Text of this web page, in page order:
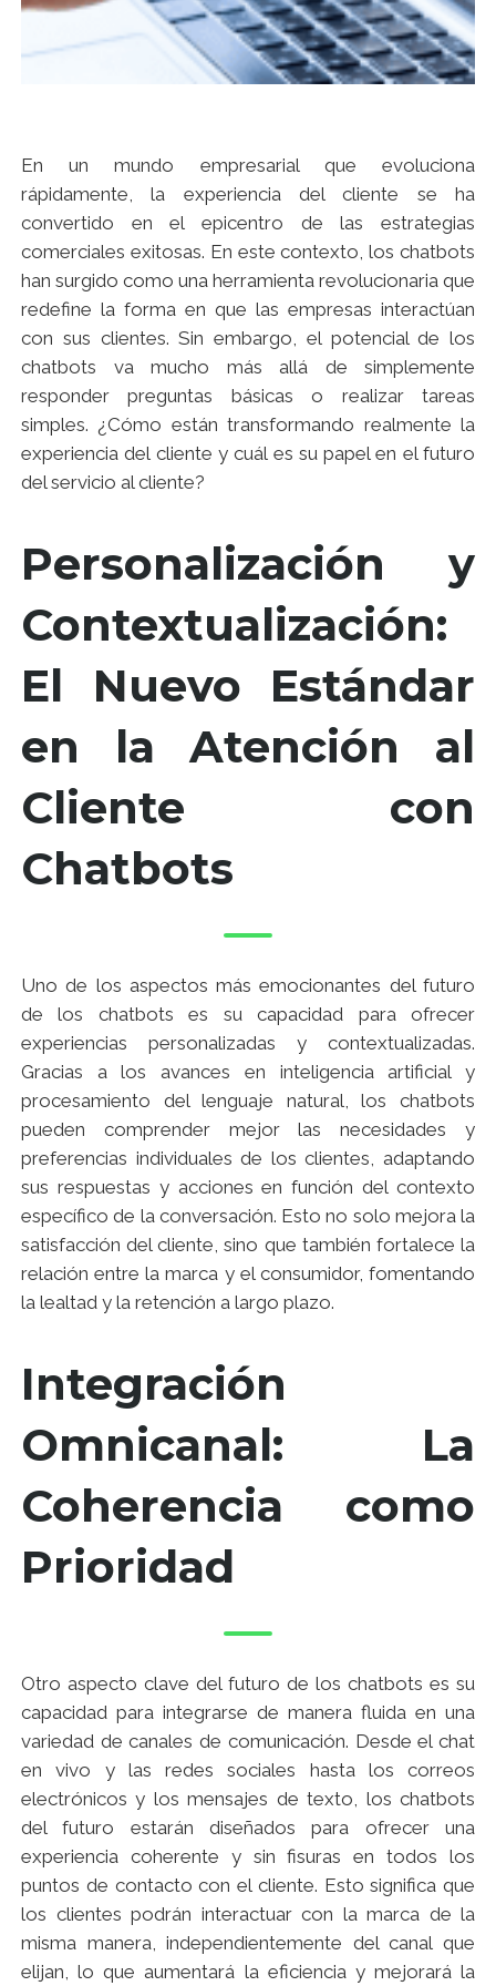
En un mundo empresarial que evoluciona
rápidamente, la experiencia del cliente se ha
convertido en el epicentro de las estrategias
comerciales exitosas. En este contexto, los chatbots
han surgido como una herramienta revolucionaria que
redefine la forma en que las empresas interactúan
con sus clientes. Sin embargo, el potencial de los
chatbots va mucho más allá de simplemente
responder preguntas básicas o realizar tareas
simples. ¿Cómo están transformando realmente la
experiencia del cliente y cuál es su papel en el futuro
del servicio al cliente?
Personalización y
Contextualización:
El Nuevo Estándar
en la Atención al
Cliente con
Chatbots
Uno de los aspectos más emocionantes del futuro
de los chatbots es su capacidad para ofrecer
experiencias personalizadas y contextualizadas.
Gracias a los avances en inteligencia artificial y
procesamiento del lenguaje natural, los chatbots
pueden comprender mejor las necesidades y
preferencias individuales de los clientes, adaptando
sus respuestas y acciones en función del contexto
específico de la conversación. Esto no solo mejora la
satisfacción del cliente, sino que también fortalece la
relación entre la marca y el consumidor, fomentando
la lealtad y la retención a largo plazo.
Integración
Omnicanal: La
Coherencia como
Prioridad
Otro aspecto clave del futuro de los chatbots es su
capacidad para integrarse de manera fluida en una
variedad de canales de comunicación. Desde el chat
en vivo y las redes sociales hasta los correos
electrónicos y los mensajes de texto, los chatbots
del futuro estarán diseñados para ofrecer una
experiencia coherente y sin fisuras en todos los
puntos de contacto con el cliente. Esto significa que
los clientes podrán interactuar con la marca de la
misma manera, independientemente del canal que
elijan, lo que aumentará la eficiencia y mejorará la